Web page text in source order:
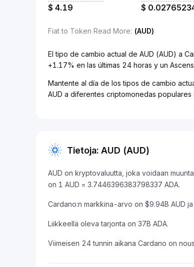
$ 4.19 $
Fiat to Token Read More: (AUD)
El tipo de cambio actual de AUD (AUD) a
+1.17% en las últimas 24 horas y un
Mantente al día de los tipos de cambio
AUD a diferentes criptomonedas populares
Tietoja: AUD (AUD)
AUD on kryptovaluutta, joka voidaan
on 1 AUD = 3.7446396383798337 ADA.
Cardano:n markkina-arvo on $9.94B AUD
Liikkeellä oleva tarjonta on 37B ADA.
Viimeisen 24 tunnin aikana Cardano on